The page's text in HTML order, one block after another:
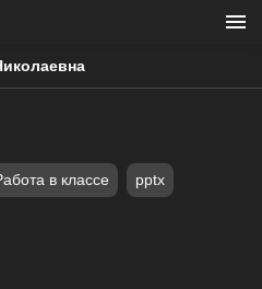
в классе pptx